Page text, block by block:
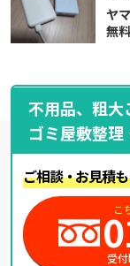
ヤ
無
不用品、粗大
ゴミ屋敷整
ご相談・お見積
こ
受